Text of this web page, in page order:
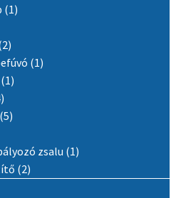
11 termék
termék
22 termék
11 termék
11 termék
4 termék
55 termék
termék
zsalu 11 termék
22 termék